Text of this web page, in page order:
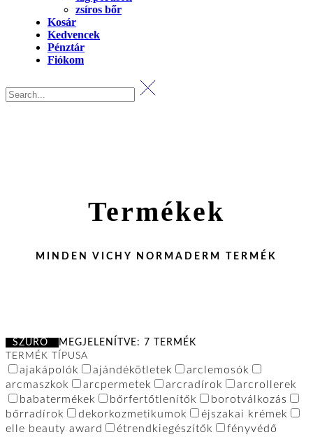
zsíros bőr
Kosár
Kedvencek
Pénztár
Fiókom
Termékek
MINDEN VICHY NORMADERM TERMÉK
SZŰRŐ
MEGJELENÍTVE: 7 TERMÉK
TERMÉK TÍPUSA
ajakápolók ajándékötletek
arclemosók
arcmaszkok
arcpermetek arcradírok
arcrollerek
babatermékek
bőrfertőtlenítők
borotválkozás
bőrradírok
dekorkozmetikumok
éjszakai krémek
elle beauty award
étrendkiegészítők
fényvédő